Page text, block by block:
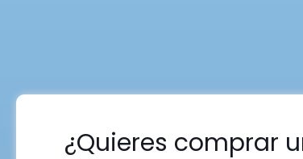
¿Quieres comprar